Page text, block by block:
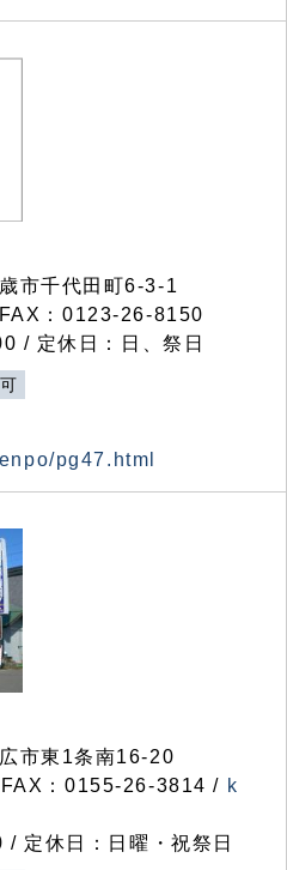
市千代田町6-3-1
：0123-26-8150
/ 定休日：日、祭日
pg47.html
市東1条南16-20
：0155-26-3814 / k
定休日：日曜・祝祭日